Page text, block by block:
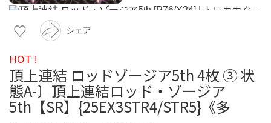
シェア
HOT !
頂上連結 ロッドゾージア5th 4枚 ③ 状
態A-〕頂上連結ロッド・ゾージア
5th【SR】{25EX3STR4/STR5}《多